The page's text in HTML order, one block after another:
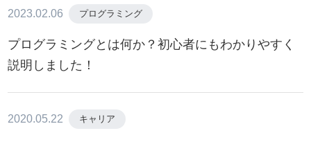
2023.02.06 プログラミング
プログラミングとは何か？初心者にもわかりやすく
説明しました！
2020.05.22 キャリア